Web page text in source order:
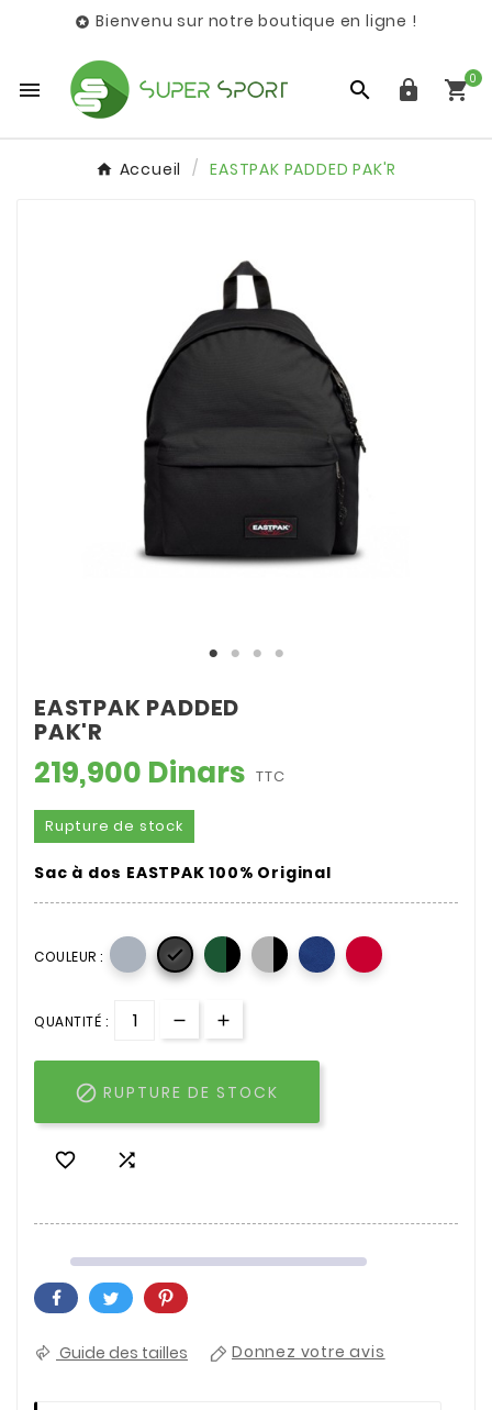
 Bienvenu sur notre boutique en ligne !
   0
Accueil EASTPAK PADDED PAK'R
EASTPAK PADDED
PAK'R
219,900 Dinars TTC
Rupture de stock
Sac à dos EASTPAK 100% Original
COULEUR : 
QUANTITÉ :
 RUPTURE DE STOCK
 
Guide des tailles Donnez votre avis